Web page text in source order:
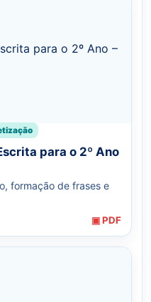
para o 2º Ano
formação de frases e
▣ PDF